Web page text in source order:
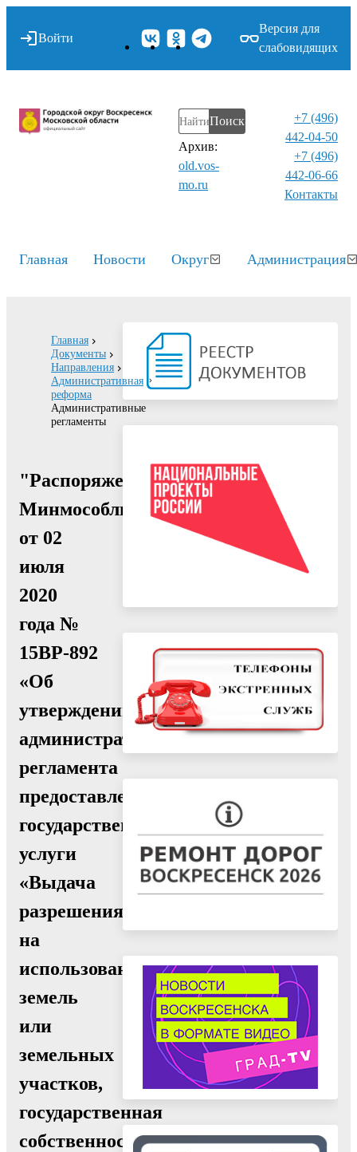
Войти
Версия для
слабовидящих
Поиск
Архив:
old.vos-
mo.ru
+7 (496)
442-04-50
+7 (496)
442-06-66
Контакты⁠
Главная Новости Округ Администрация
Главная
Документы
Направления
Административная
реформа
Административные
регламенты
"Распоряжение
Минмособлимущества
от 02
июля
2020
года №
15ВР-892
«Об
утверждении
административного
регламента
предоставления
государственной
услуги
«Выдача
разрешения
на
использование
земель
или
земельных
участков,
государственная
собственность